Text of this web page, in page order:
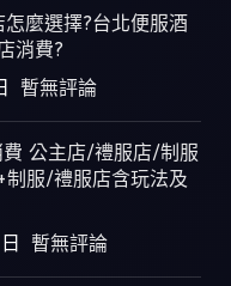
麼選擇?台北便服酒
消費?
暫無評論
費 公主店/禮服店/制服
服/禮服店含玩法及
暫無評論